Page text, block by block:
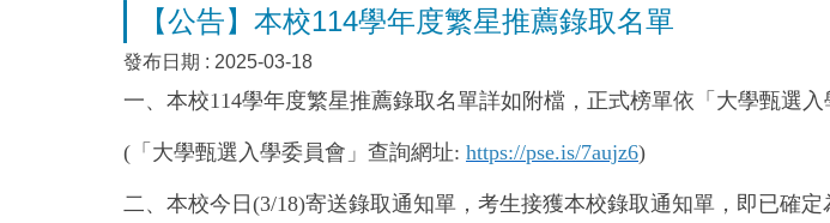
【公告】本校114學年度繁星推薦錄取名單
發布日期 : 2025-03-18
一、本校114學年度繁星推薦錄取名單詳如附檔，正式榜單依「大學甄選入
(「大學甄選入學委員會」查詢網址: https://pse.is/7aujz6)
二、本校今日(3/18)寄送錄取通知單，考生接獲本校錄取通知單，即已確